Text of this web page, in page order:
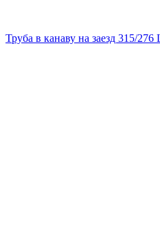
Труба в канаву на заезд 315/